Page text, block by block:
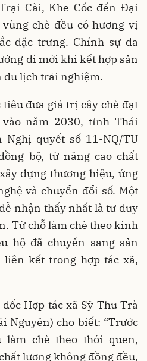
Cài, Khe Cốc đến Đại
chè đều có hương vị
đặc trưng. Chính sự đa
đi mới khi kết hợp sản
du lịch trải nghiệm.
đưa giá trị cây chè đạt
năm 2030, tỉnh Thái
Nghị quyết số 11-NQ/TU
bộ, từ nâng cao chất
dựng thương hiệu, ứng
và chuyển đổi số. Một
nhận thấy nhất là tư duy
Từ chỗ làm chè theo kinh
hộ đã chuyển sang sản
liên kết trong hợp tác xã,
Hợp tác xã Sỹ Thu Trà
Nguyên) cho biết: “Trước
làm chè theo thói quen,
lượng không đồng đều,